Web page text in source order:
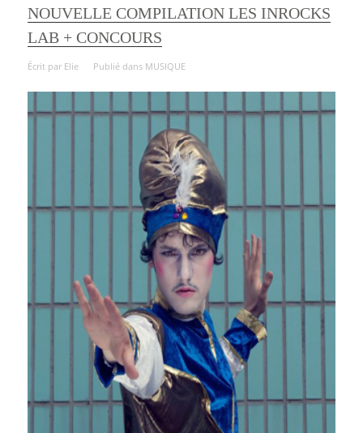
NOUVELLE COMPILATION LES INROCKS
LAB + CONCOURS
Écrit par Elie Publié dans MUSIQUE